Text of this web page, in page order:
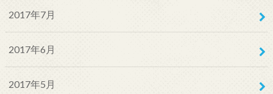
2017年7月
2017年6月
2017年5月